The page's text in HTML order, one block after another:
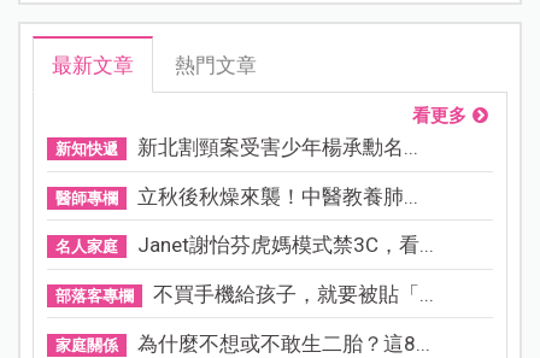
最新文章 熱門文章
看更多
新知快遞 新北割頸案受害少年楊承勳名...
醫師專欄 立秋後秋燥來襲！中醫教養肺...
名人家庭 Janet謝怡芬虎媽模式禁3C，看...
部落客專欄 不買手機給孩子，就要被貼「...
家庭關係 為什麼不想或不敢生二胎？這8...